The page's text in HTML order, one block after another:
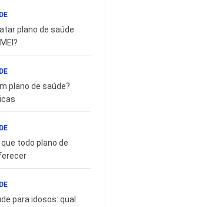
plano de saúde
plano de saúde?
todo plano de
para idosos: qual